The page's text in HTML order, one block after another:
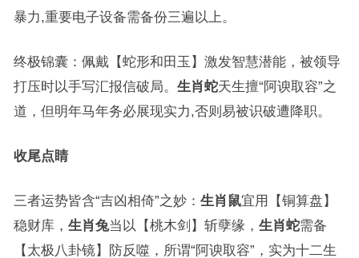
暴力,重要电子设备需备份三遍以上。
终极锦囊：佩戴【蛇形和田玉】激发智慧潜能，被领导
打压时以手写汇报信破局。 生肖蛇天生擅“阿谀取容”之
道，但明年马年务必展现实力,否则易被识破遭降职。
收尾点睛
三者运势皆含“吉凶相倚”之妙： 生肖鼠宜用【铜算盘】
稳财库， 生肖兔当以【桃木剑】斩孽缘， 生肖蛇需备
【太极八卦镜】防反噬，所谓“阿谀取容”，实为十二生